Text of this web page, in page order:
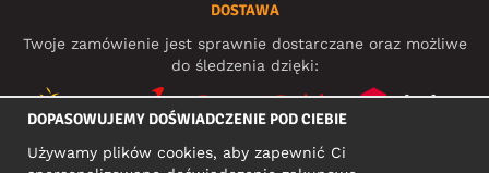
DOSTAWA
Twoje zamówienie jest sprawnie dostarczane oraz możliwe
do śledzenia dzięki:
MEDIA SPOŁECZNOŚCIOWE
DOPASOWUJEMY DOŚWIADCZENIE POD CIEBIE
Używamy plików cookies, aby zapewnić Ci